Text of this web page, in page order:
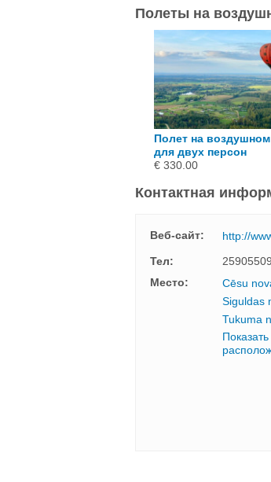
Полеты на
Полет на
для двух персон
€ 330.00
Контактная
Веб-сайт:
http://
Тел:
25905509
Mесто:
Cēsu
Siguldas
Tukuma